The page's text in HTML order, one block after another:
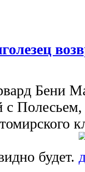
Бени
Полесьем,
будет.